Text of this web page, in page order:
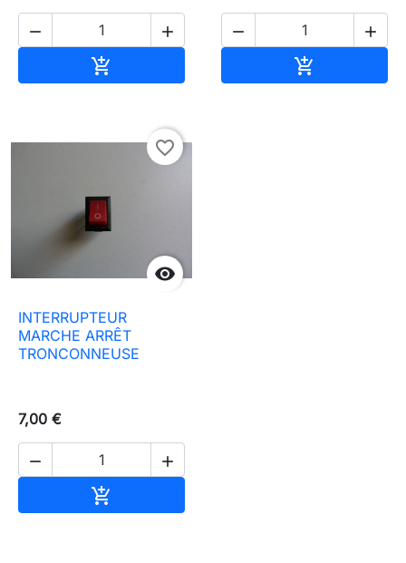
 

 


favorite_border
INTERRUPTEUR
MARCHE ARRÊT
TRONCONNEUSE
7,00 €
 
